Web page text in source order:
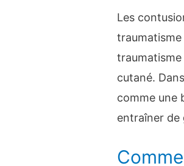
Les
traumatisme
cutané.
comme une
entraîner de